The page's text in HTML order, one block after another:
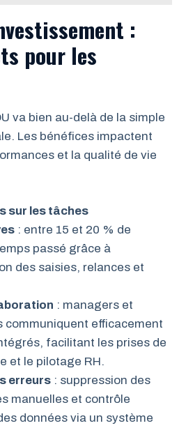
:
pour les
va bien au-delà de la simple
Les bénéfices impactent
et la qualité de vie
sur les tâches
: entre 15 et 20 % de
passé grâce à
des saisies, relances et
: managers et
communiquent efficacement
facilitant les prises de
et le pilotage RH.
erreurs : suppression des
manuelles et contrôle
données via un système